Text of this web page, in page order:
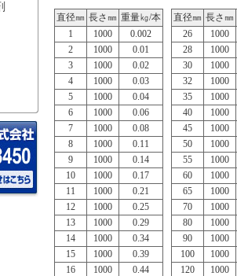
直径㎜ 長さ㎜ 重量㎏/本
1
1000
0.002
2
1000
0.01
3
1000
0.02
4
1000
0.03
5
1000
0.04
6
1000
0.06
7
1000
0.08
8
1000
0.11
9
1000
0.14
10
1000
0.17
11
1000
0.21
12
1000
0.25
13
1000
0.29
14
1000
0.34
15
1000
0.39
16
1000
0.44
直径㎜ 長さ㎜
26
1000
28
1000
30
1000
32
1000
35
1000
40
1000
45
1000
50
1000
55
1000
60
1000
65
1000
70
1000
80
1000
90
1000
100
1000
120
1000